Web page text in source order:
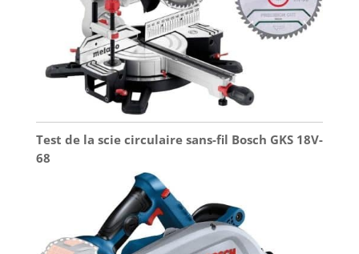
Test de la scie circulaire sans-fil Bosch GKS 18V-
68